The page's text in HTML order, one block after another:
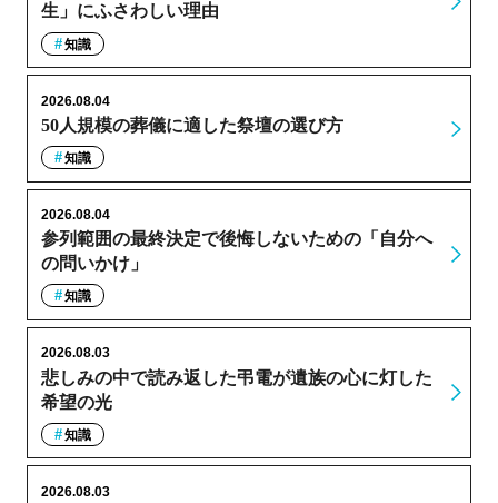
生」にふさわしい理由
知識
50人規模の葬儀に適した祭壇の選び方
2026.08.04
知識
参列範囲の最終決定で後悔しないための「自分へ
の問いかけ」
2026.08.04
知識
悲しみの中で読み返した弔電が遺族の心に灯した
希望の光
2026.08.03
知識
2026.08.03